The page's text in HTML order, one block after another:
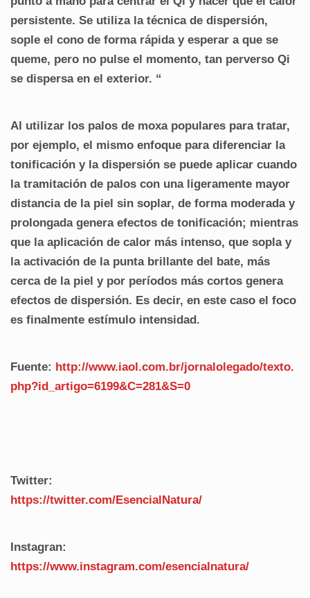
persistente. Se utiliza la técnica de dispersión,
sople el cono de forma rápida y esperar a que se
queme, pero no pulse el momento, tan perverso Qi
se dispersa en el exterior. “
Al utilizar los palos de moxa populares para tratar,
por ejemplo, el mismo enfoque para diferenciar la
tonificación y la dispersión se puede aplicar cuando
la tramitación de palos con una ligeramente mayor
distancia de la piel sin soplar, de forma moderada y
prolongada genera efectos de tonificación; mientras
que la aplicación de calor más intenso, que sopla y
la activación de la punta brillante del bate, más
cerca de la piel y por períodos más cortos genera
efectos de dispersión. Es decir, en este caso el foco
es finalmente estímulo intensidad.
Fuente: http://www.iaol.com.br/jornalolegado/texto.
php?id_artigo=6199&C=281&S=0
Twitter:
https://twitter.com/EsencialNatura/
Instagran:
https://www.instagram.com/esencialnatura/